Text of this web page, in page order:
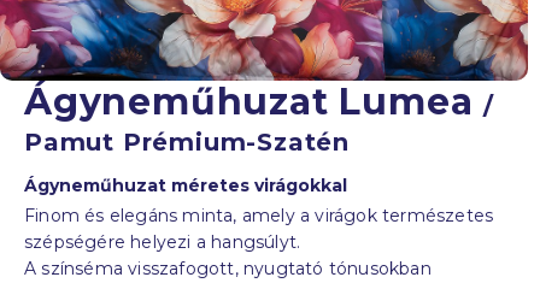
Ágyneműhuzat Lumea/
Pamut Prémium-Szatén
Ágyneműhuzat méretes virágokkal
Finom és elegáns minta, amely a virágok természetes
szépségére helyezi a hangsúlyt.
A színséma visszafogott, nyugtató tónusokban